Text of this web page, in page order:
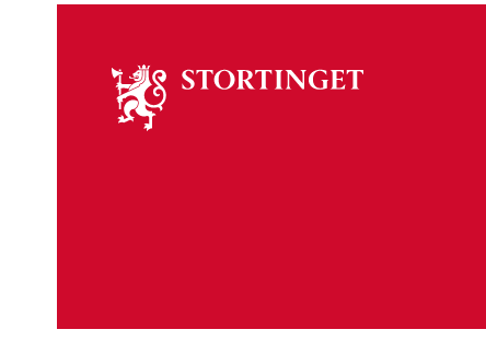
stortinget